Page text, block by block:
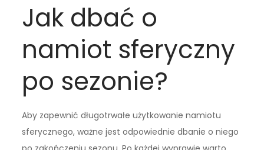
Jak dbać o
namiot sferyczny
po sezonie?
Aby zapewnić długotrwałe użytkowanie namiotu
sferycznego, ważne jest odpowiednie dbanie o niego